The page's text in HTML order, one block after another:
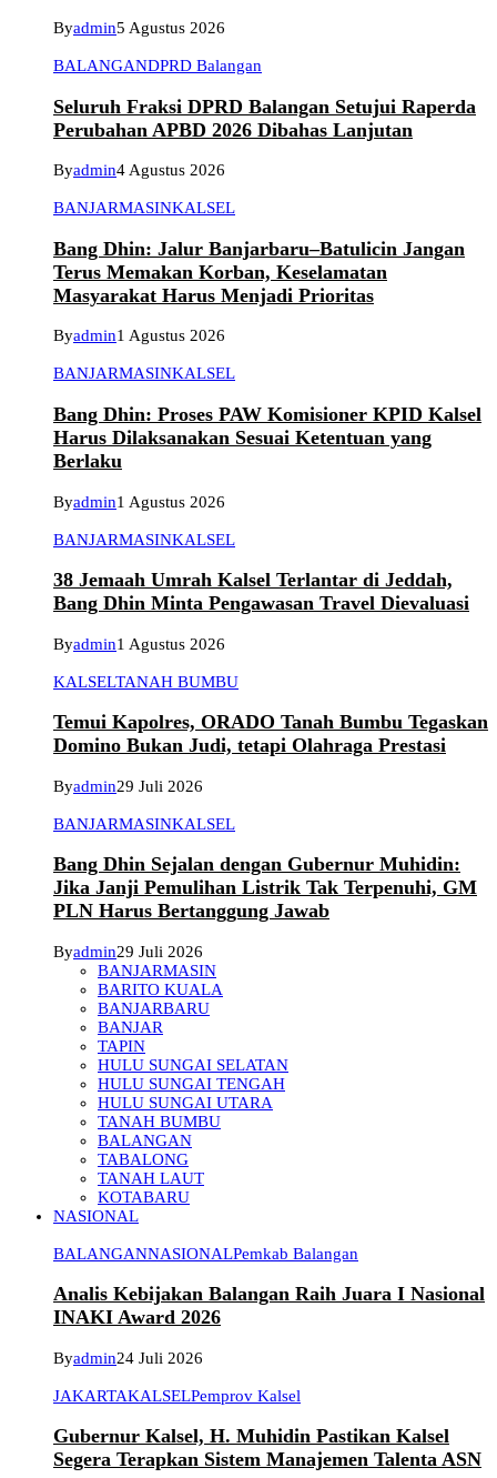
Byadmin5 Agustus 2026
BALANGANDPRD Balangan
Seluruh Fraksi DPRD Balangan Setujui Raperda
Perubahan APBD 2026 Dibahas Lanjutan
Byadmin4 Agustus 2026
BANJARMASINKALSEL
Bang Dhin: Jalur Banjarbaru–Batulicin Jangan
Terus Memakan Korban, Keselamatan
Masyarakat Harus Menjadi Prioritas
Byadmin1 Agustus 2026
BANJARMASINKALSEL
Bang Dhin: Proses PAW Komisioner KPID Kalsel
Harus Dilaksanakan Sesuai Ketentuan yang
Berlaku
Byadmin1 Agustus 2026
BANJARMASINKALSEL
38 Jemaah Umrah Kalsel Terlantar di Jeddah,
Bang Dhin Minta Pengawasan Travel Dievaluasi
Byadmin1 Agustus 2026
KALSELTANAH BUMBU
Temui Kapolres, ORADO Tanah Bumbu Tegaskan
Domino Bukan Judi, tetapi Olahraga Prestasi
Byadmin29 Juli 2026
BANJARMASINKALSEL
Bang Dhin Sejalan dengan Gubernur Muhidin:
Jika Janji Pemulihan Listrik Tak Terpenuhi, GM
PLN Harus Bertanggung Jawab
Byadmin29 Juli 2026
BANJARMASIN
BARITO KUALA
BANJARBARU
BANJAR
TAPIN
HULU SUNGAI SELATAN
HULU SUNGAI TENGAH
HULU SUNGAI UTARA
TANAH BUMBU
BALANGAN
TABALONG
TANAH LAUT
KOTABARU
NASIONAL
BALANGANNASIONALPemkab Balangan
Analis Kebijakan Balangan Raih Juara I Nasional
INAKI Award 2026
Byadmin24 Juli 2026
JAKARTAKALSELPemprov Kalsel
Gubernur Kalsel, H. Muhidin Pastikan Kalsel
Segera Terapkan Sistem Manajemen Talenta ASN